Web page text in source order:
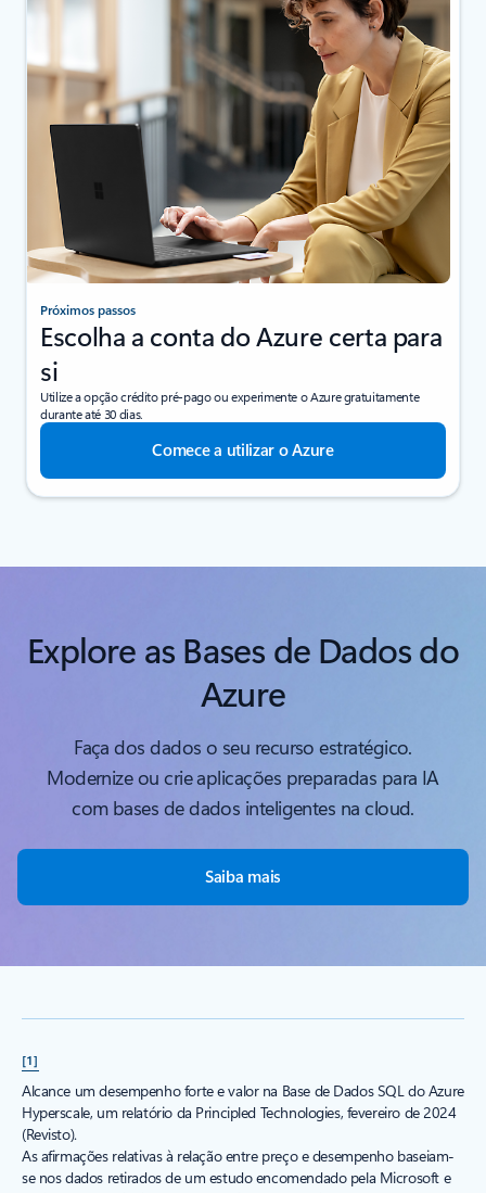
Próximos passos
Escolha a conta do Azure certa para
si
Utilize a opção crédito pré-pago ou experimente o Azure gratuitamente
durante até 30 dias.
Comece a utilizar o Azure
Explore as Bases de Dados do
Azure
Faça dos dados o seu recurso estratégico.
Modernize ou crie aplicações preparadas para IA
com bases de dados inteligentes na cloud.
Saiba mais
[1]
Alcance um desempenho forte e valor na Base de Dados SQL do Azure
Hyperscale, um relatório da Principled Technologies, fevereiro de 2024
(Revisto).
As afirmações relativas à relação entre preço e desempenho baseiam-
se nos dados retirados de um estudo encomendado pela Microsoft e